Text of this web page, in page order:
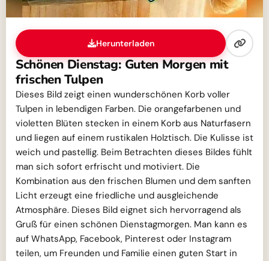
Herunterladen
Schönen Dienstag: Guten Morgen mit
frischen Tulpen
Dieses Bild zeigt einen wunderschönen Korb voller
Tulpen in lebendigen Farben. Die orangefarbenen und
violetten Blüten stecken in einem Korb aus Naturfasern
und liegen auf einem rustikalen Holztisch. Die Kulisse ist
weich und pastellig. Beim Betrachten dieses Bildes fühlt
man sich sofort erfrischt und motiviert. Die
Kombination aus den frischen Blumen und dem sanften
Licht erzeugt eine friedliche und ausgleichende
Atmosphäre. Dieses Bild eignet sich hervorragend als
Gruß für einen schönen Dienstagmorgen. Man kann es
auf WhatsApp, Facebook, Pinterest oder Instagram
teilen, um Freunden und Familie einen guten Start in